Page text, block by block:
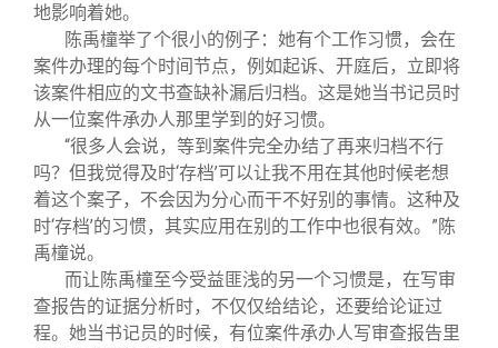
地影响着她。
陈禹橦举了个很小的例子：她有个工作习惯，会在
案件办理的每个时间节点，例如起诉、开庭后，立即将
该案件相应的文书查缺补漏后归档。这是她当书记员时
从一位案件承办人那里学到的好习惯。
“很多人会说，等到案件完全办结了再来归档不行
吗？但我觉得及时‘存档’可以让我不用在其他时候老想
着这个案子，不会因为分心而干不好别的事情。这种及
时‘存档’的习惯，其实应用在别的工作中也很有效。”陈
禹橦说。
而让陈禹橦至今受益匪浅的另一个习惯是，在写审
查报告的证据分析时，不仅仅给结论，还要给论证过
程。她当书记员的时候，有位案件承办人写审查报告里